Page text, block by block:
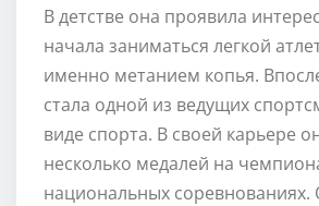
В детстве она проявила
начала заниматься легкой
именно метанием копья.
стала одной из ведущих
виде спорта. В своей карьере
несколько медалей на
национальных соревнованиях.